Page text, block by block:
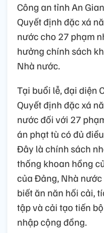
Công an tỉnh An
Quyết định đặc xá
nước cho 27 phạm
hưởng chính sách
Nhà nước.
Tại buổi lễ, đại diện
Quyết định đặc xá
nước đối với 27
án phạt tù có đủ
Đây là chính sách
thống khoan hồng
của Đảng, Nhà
biết ăn năn hối cải,
tập và cải tạo tiến
nhập cộng đồng.